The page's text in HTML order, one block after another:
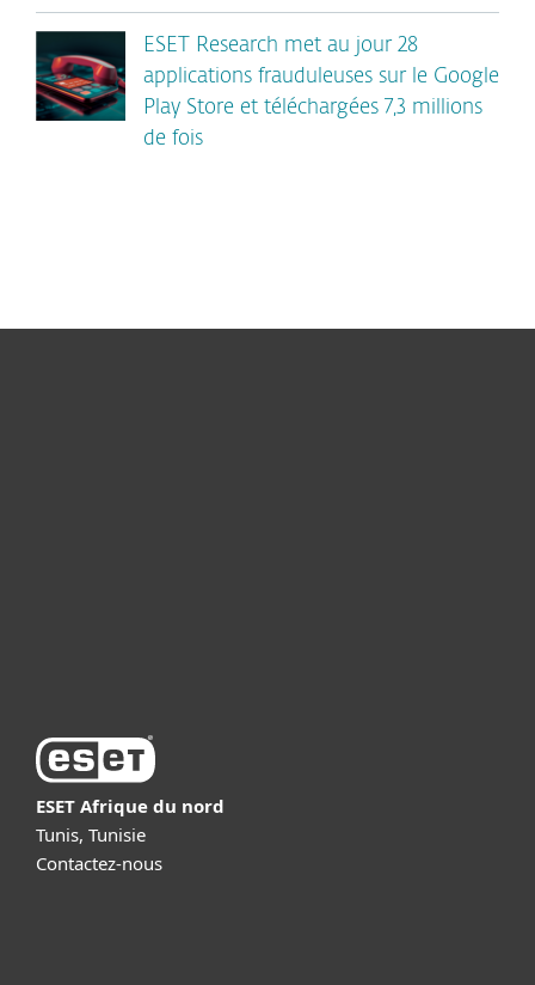
ESET Research met au jour 28
applications frauduleuses sur le Google
Play Store et téléchargées 7,3 millions
de fois
ESET Afrique du nord
Tunis, Tunisie
Contactez-nous